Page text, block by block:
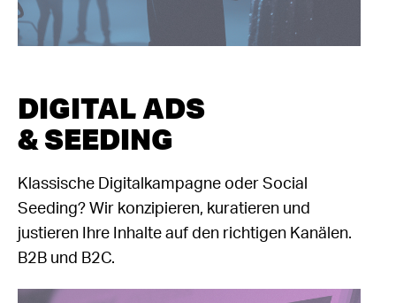
DIGITAL ADS
& SEEDING
Klassische Digitalkampagne oder Social
Seeding? Wir konzipieren, kuratieren und
justieren Ihre Inhalte auf den richtigen Kanälen.
B2B und B2C.